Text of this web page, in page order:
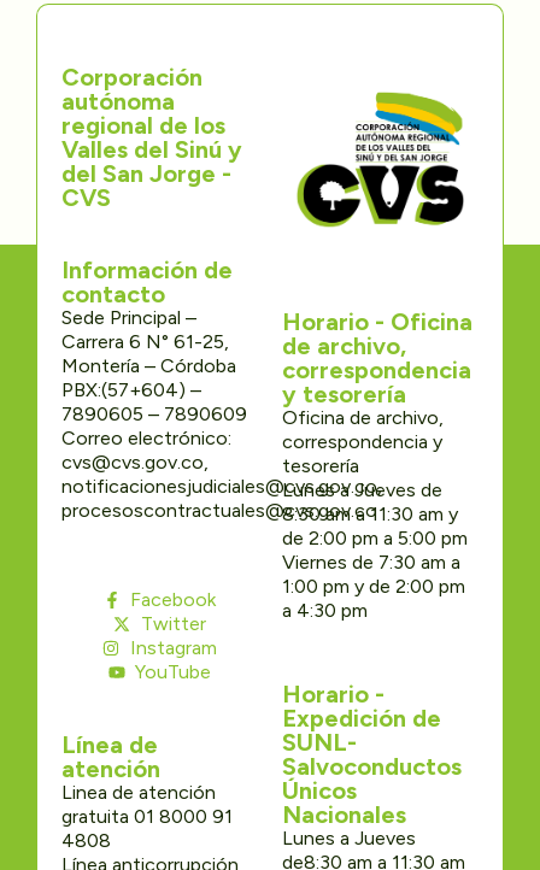
Participa
Trámites y Servicios
Contáctenos
Corporación
autónoma
regional de los
Valles del Sinú y
del San Jorge -
CVS
Información de
contacto
Sede Principal –
Carrera 6 N° 61-25,
Montería – Córdoba
PBX:(57+604) –
7890605 – 7890609
Correo electrónico:
cvs@cvs.gov.co,
notificacionesjudiciales@cvs.gov.co,
procesoscontractuales@cvs.gov.co
Facebook
Twitter
Instagram
YouTube
Línea de
atención
Linea de atención
gratuita 01 8000 91
4808
Línea anticorrupción
Horario - Oficina
de archivo,
correspondencia
y tesorería
Oficina de archivo,
correspondencia y
tesorería
Lunes a Jueves de
8:30 am a 11:30 am y
de 2:00 pm a 5:00 pm
Viernes de 7:30 am a
1:00 pm y de 2:00 pm
a 4:30 pm
Horario -
Expedición de
SUNL-
Salvoconductos
Únicos
Nacionales
Lunes a Jueves
de8:30 am a 11:30 am